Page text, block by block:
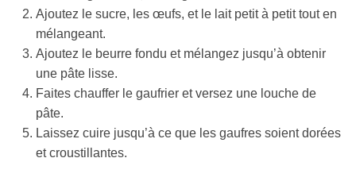
Ajoutez le sucre, les œufs, et le lait petit à petit tout en
mélangeant.
Ajoutez le beurre fondu et mélangez jusqu’à obtenir
une pâte lisse.
Faites chauffer le gaufrier et versez une louche de
pâte.
Laissez cuire jusqu’à ce que les gaufres soient dorées
et croustillantes.